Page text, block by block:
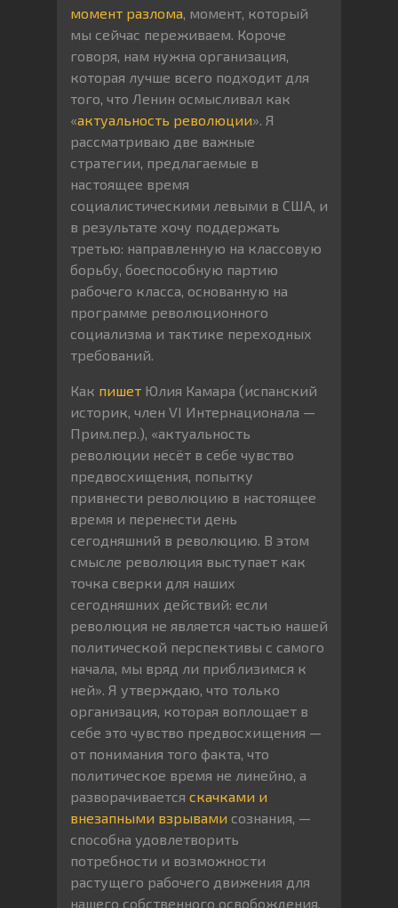
момент разлома, момент, который
мы сейчас переживаем. Короче
говоря, нам нужна организация,
которая лучше всего подходит для
того, что Ленин осмысливал как
«актуальность революции». Я
рассматриваю две важные
стратегии, предлагаемые в
настоящее время
социалистическими левыми в США, и
в результате хочу поддержать
третью: направленную на классовую
борьбу, боеспособную партию
рабочего класса, основанную на
программе революционного
социализма и тактике переходных
требований.
Как пишет Юлия Камара (испанский
историк, член VI Интернационала —
Прим.пер.), «актуальность
революции несёт в себе чувство
предвосхищения, попытку
привнести революцию в настоящее
время и перенести день
сегодняшний в революцию. В этом
смысле революция выступает как
точка сверки для наших
сегодняшних действий: если
революция не является частью нашей
политической перспективы с самого
начала, мы вряд ли приблизимся к
ней». Я утверждаю, что только
организация, которая воплощает в
себе это чувство предвосхищения —
от понимания того факта, что
политическое время не линейно, а
разворачивается скачками и
внезапными взрывами сознания, —
способна удовлетворить
потребности и возможности
растущего рабочего движения для
нашего собственного освобождения.